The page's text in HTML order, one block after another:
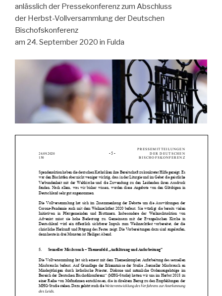
anlässlich der Pressekonferenz zum Abschluss
der Herbst-Vollversammlung der Deutschen
Bischofskonferenz
am 24. September 2020 in Fulda